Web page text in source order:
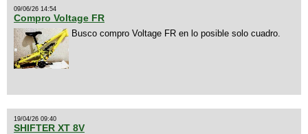
09/06/26 14:54
Compro Voltage FR
Busco compro Voltage FR en lo posible solo cuadro.
19/04/26 09:40
SHIFTER XT 8V